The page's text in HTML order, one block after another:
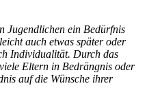
Jugendlichen ein Bedürfnis
auch etwas später oder
Individualität. Durch das
Eltern in Bedrängnis oder
auf die Wünsche ihrer